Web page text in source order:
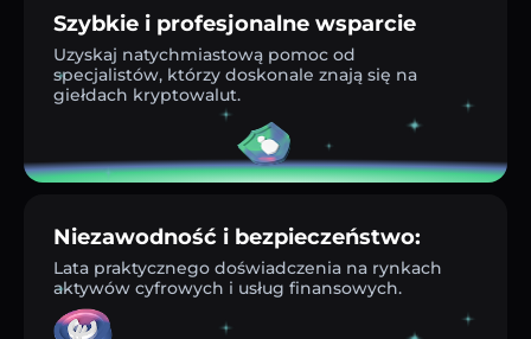
Szybkie i profesjonalne wsparcie
Uzyskaj natychmiastową pomoc od
specjalistów, którzy doskonale znają się na
giełdach kryptowalut.
Niezawodność i bezpieczeństwo:
Lata praktycznego doświadczenia na rynkach
aktywów cyfrowych i usług finansowych.